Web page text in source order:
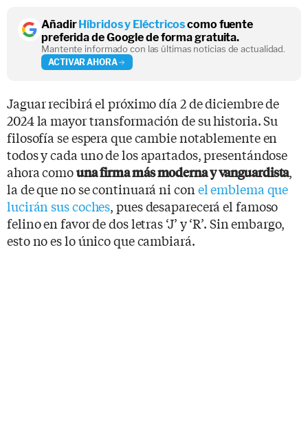
AñadirHíbridos y Eléctricoscomo fuente
preferida de Google de forma gratuita.
Mantente informado con las últimas noticias de actualidad.
ACTIVAR AHORA
Jaguar recibirá el próximo día 2 de diciembre de
2024 la mayor transformación de su historia. Su
filosofía se espera que cambie notablemente en
todos y cada uno de los apartados, presentándose
ahora comouna firma más moderna y vanguardista,
la de que no se continuará ni conel emblema que
lucirán sus coches, pues desaparecerá el famoso
felino en favor de dos letras ‘J’ y ‘R’. Sin embargo,
esto no es lo único que cambiará.